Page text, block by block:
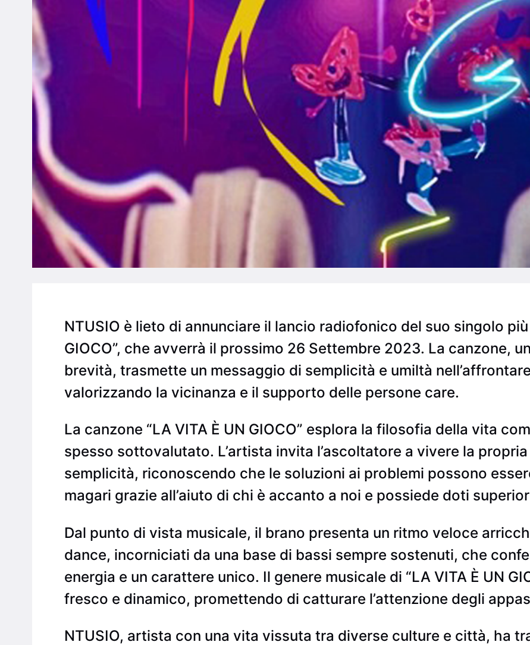
NTUSIO è lieto di annunciare il lancio radiofonico del suo singolo
GIOCO”, che avverrà il prossimo 26 Settembre 2023. La canzone,
brevità, trasmette un messaggio di semplicità e umiltà
valorizzando la vicinanza e il supporto delle persone care.
La canzone “LA VITA È UN GIOCO” esplora la filosofia della vita
spesso sottovalutato. L’artista invita l’ascoltatore a vivere la
semplicità, riconoscendo che le soluzioni ai problemi possono
magari grazie all’aiuto di chi è accanto a noi e possiede doti
Dal punto di vista musicale, il brano presenta un ritmo veloce
dance, incorniciati da una base di bassi sempre sostenuti, che
energia e un carattere unico. Il genere musicale di “LA VITA È UN
fresco e dinamico, promettendo di catturare l’attenzione degli
NTUSIO, artista con una vita vissuta tra diverse culture e città, ha